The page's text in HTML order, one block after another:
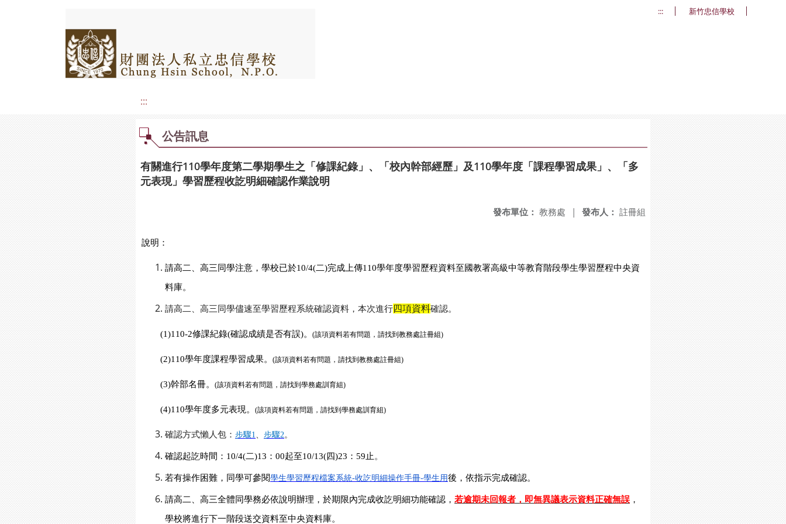
::: 新竹忠信學校
:::
公告訊息
有關進行110學年度第二學期學生之「修課紀錄」、「校內幹部經歷」及110學年度「課程學習成果」、「多
元表現」學習歷程收訖明細確認作業說明
發布人： 註冊組
發布單位： 教務處 |
說明：
請高二、高三同學注意，學校已於10/4(二)完成上傳110學年度學習歷程資料至國教署高級中等教育階段學生學習歷程中央資
料庫。
請高二、高三同學儘速至學習歷程系統確認資料，本次進行四項資料確認。
(1)110-2修課紀錄(確認成績是否有誤)。 (該項資料若有問題，請找到教務處註冊組)
(2)110學年度課程學習成果。 (該項資料若有問題，請找到教務處註冊組)
(3)幹部名冊。 (該項資料若有問題，請找到學務處訓育組)
(4)110學年度多元表現。 (該項資料若有問題，請找到學務處訓育組)
確認方式懶人包： 步驟1、 步驟2。
確認起訖時間： 10/4(二)13 ： 00起至10/13(四)23 ： 59 止 。
若有操作困難，同學可參閱學生學習歷程檔案系統-收訖明細操作手冊-學生用後，依指示完成確認。
請高二、高三全體同學務必依說明辦理，於期限內完成收訖明細功能確認， 若逾期未回報者，即無異議表示資料正確無誤 ，
學校將進行下一階段送交資料至中央資料庫。